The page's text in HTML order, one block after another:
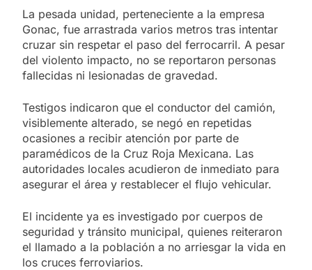
La pesada unidad, perteneciente a la empresa
Gonac, fue arrastrada varios metros tras intentar
cruzar sin respetar el paso del ferrocarril. A pesar
del violento impacto, no se reportaron personas
fallecidas ni lesionadas de gravedad.
Testigos indicaron que el conductor del camión,
visiblemente alterado, se negó en repetidas
ocasiones a recibir atención por parte de
paramédicos de la Cruz Roja Mexicana. Las
autoridades locales acudieron de inmediato para
asegurar el área y restablecer el flujo vehicular.
El incidente ya es investigado por cuerpos de
seguridad y tránsito municipal, quienes reiteraron
el llamado a la población a no arriesgar la vida en
los cruces ferroviarios.